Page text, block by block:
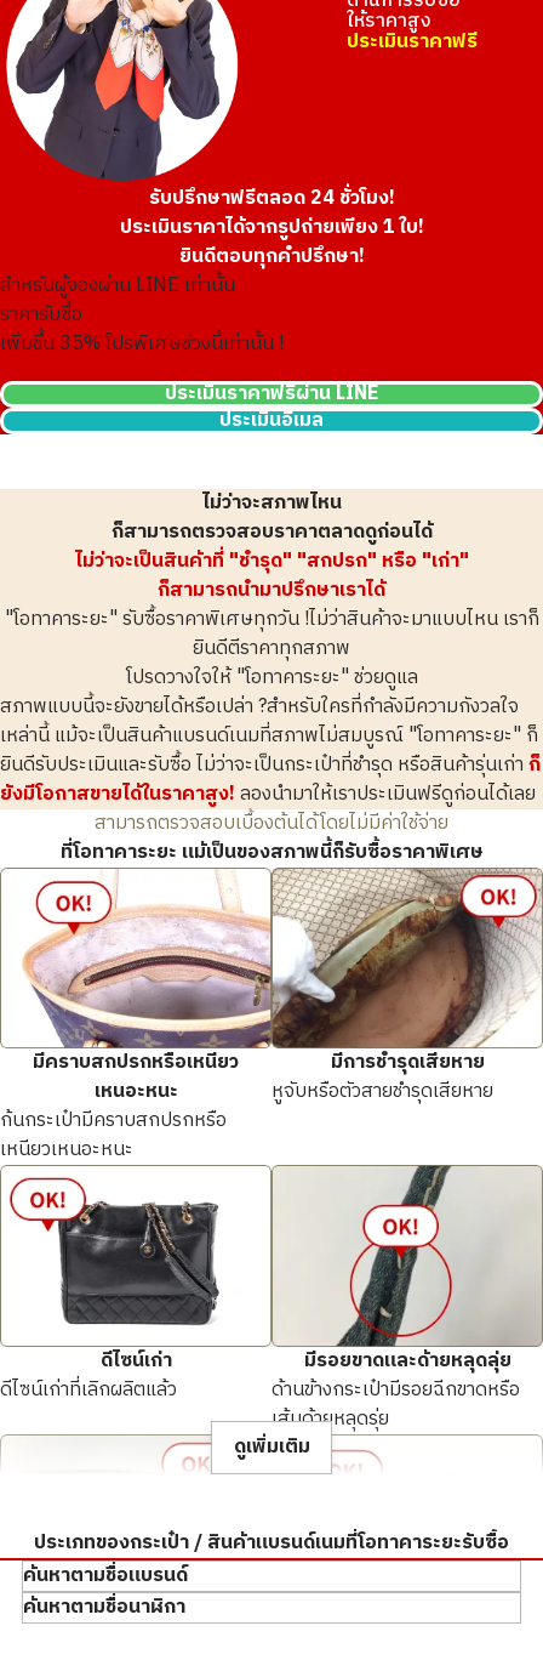
รับซื้อเมื่อ : มีนาคม 2026
CHANEL Matelasse Hand
Bag
ยี่ห้อ
chanel
สภาพสินค้า S
รายละเอียด
สะอาดมาก
Donki Mall Thong
lor
รับซื้อเมื่อ : มีนาคม 2026
CHANEL Matelasse Long
สาขา
Donki Mall Thong
lor
รับซื้อเมื่อ : กุมภาพันธ์ 2026
CHANEL Matelasse
chanel
สภาพสินค้า S
สะอาดมาก
สาขา
Donki Mall Thong
lor
รับซื้อเมื่อ : ธันวาคม 2025
CHANEL Coin Purse Caviar
ยี่ห้อ
chanel
สภาพสินค้า S
รายละเอียด
สาขา
Donki Mall Thong
lor
รับซื้อเมื่อ : พฤศจิกายน 2025
CHANEL Logo Chain
Shoulder Bag Caviar Skin
ยี่ห้อ
chanel
สภาพสินค้า S
รายละเอียด
สาขา
Donki Mall Thong
lor
รับซื้อเมื่อ : พฤศจิกายน 2025
CHANEL Matelasse
Lamskin
สะอาดมาก
Donki Mall Thong
lor
รับซื้อเมื่อ : ธันวาคม 2025
CHANEL Matelassé
Lambskin
รับซื้อเมื่อ : ธันวาคม 2025
CHANEL Matelassé Caviar
ขาดสินค้าในตลาดมือสอง
02 ที่จับโกโก้
03 เด็กชายชาแนล
ชาแนล 22
05 พิมพ์ซ้ำสิริ
ต้องเป็นวัสดุ/สียอดนิยม
เพิ่มการซื้อผ่านการประเมินพร้อมกัน (การประเมินหลายครั้ง)
รับการประเมินที่แม่นยำ
ให้ราคาสูง
ประเมินราคาฟรี
รับปรึกษาฟรีตลอด 24 ชั่วโมง!
ประเมินราคาได้จากรูปถ่ายเพียง 1 ใบ!
ยินดีตอบทุกคำปรึกษา!
สำหรับผู้จองผ่าน LINE เท่านั้น
ราคารับซื้อ
เพิ่มขึ้น35% โปรพิเศษช่วงนี้เท่านั้น !
ประเมินราคาฟรีผ่าน LINE
ประเมินอีเมล
ไม่ว่าจะสภาพไหน
ก็สามารถตรวจสอบราคาตลาดดูก่อนได้
ไม่ว่าจะเป็นสินค้าที่ "ชำรุด" "สกปรก" หรือ "เก่า"
ก็สามารถนำมาปรึกษาเราได้
"โอทาคาระยะ" รับซื้อราคาพิเศษทุกวัน !ไม่ว่าสินค้าจะมาแบบไหน เราก็
ยินดีตีราคาทุกสภาพ
โปรดวางใจให้ "โอทาคาระยะ" ช่วยดูแล
สภาพแบบนี้จะยังขายได้หรือเปล่า ?สำหรับใครที่กำลังมีความกังวลใจ
เหล่านี้ แม้จะเป็นสินค้าแบรนด์เนมที่สภาพไม่สมบูรณ์ "โอทาคาระยะ" ก็
ยินดีรับประเมินและรับซื้อ ไม่ว่าจะเป็นกระเป๋าที่ชำรุด หรือสินค้ารุ่นเก่าก็
ยังมีโอกาสขายได้ในราคาสูง!ลองนำมาให้เราประเมินฟรีดูก่อนได้เลย
สามารถตรวจสอบเบื้องต้นได้โดยไม่มีค่าใช้จ่าย
ที่โอทาคาระยะ แม้เป็นของสภาพนี้ก็รับซื้อราคาพิเศษ
มีคราบสกปรกหรือเหนียว
เหนอะหนะ
ก้นกระเป๋ามีคราบสกปรกหรือ
เหนียวเหนอะหนะ
มีการชำรุดเสียหาย
หูจับหรือตัวสายชำรุดเสียหาย
ดีไซน์เก่า
ดีไซน์เก่าที่เลิกผลิตแล้ว
มีรอยขาดและด้ายหลุดลุ่ย
ด้านข้างกระเป๋ามีรอยฉีกขาดหรือ
เส้นด้ายหลุดรุ่ย
มุมถลอก
สีซีดจางจากแดด
ดูเพิ่มเติม
ประเภทของกระเป๋า / สินค้าแบรนด์เนมที่โอทาคาระยะรับซื้อ
ค้นหาตามชื่อแบรนด์
ค้นหาตามชื่อนาฬิกา